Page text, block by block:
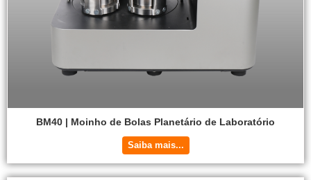
BM40 | Moinho de Bolas Planetário de Laboratório
Saiba mais...